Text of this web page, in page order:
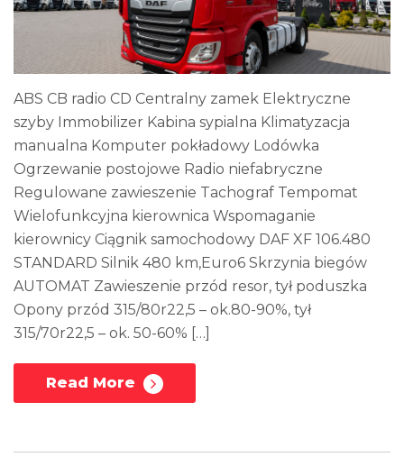
ABS CB radio CD Centralny zamek Elektryczne
szyby Immobilizer Kabina sypialna Klimatyzacja
manualna Komputer pokładowy Lodówka
Ogrzewanie postojowe Radio niefabryczne
Regulowane zawieszenie Tachograf Tempomat
Wielofunkcyjna kierownica Wspomaganie
kierownicy Ciągnik samochodowy DAF XF 106.480
STANDARD Silnik 480 km,Euro6 Skrzynia biegów
AUTOMAT Zawieszenie przód resor, tył poduszka
Opony przód 315/80r22,5 – ok.80-90%, tył
315/70r22,5 – ok. 50-60% […]
Read More